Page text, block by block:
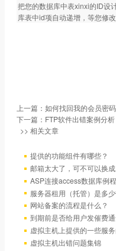
把您的数据库中表xinxi的ID设
库表中id项自动递增，等您修
上一篇： 如何找回我的会员密
下一篇： FTP软件出错案例分析
>> 相关文章
提供的功能组件有哪些？
邮箱太大了，可不可以换
ASP连接access数据库例程
服务器租用（托管）是多
网站备案的流程是什么？
到期前是否给用户发催费
虚拟主机上提供的一些服
虚拟主机出错问题集锦